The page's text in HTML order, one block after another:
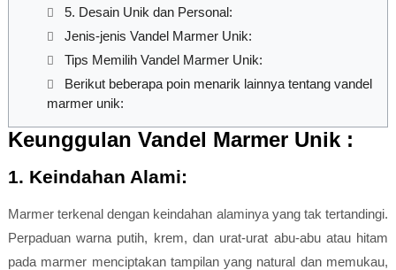
5. Desain Unik dan Personal:
Jenis-jenis Vandel Marmer Unik:
Tips Memilih Vandel Marmer Unik:
Berikut beberapa poin menarik lainnya tentang vandel
marmer unik:
Keunggulan Vandel Marmer Unik :
1. Keindahan Alami:
Marmer terkenal dengan keindahan alaminya yang tak tertandingi.
Perpaduan warna putih, krem, dan urat-urat abu-abu atau hitam
pada marmer menciptakan tampilan yang natural dan memukau,